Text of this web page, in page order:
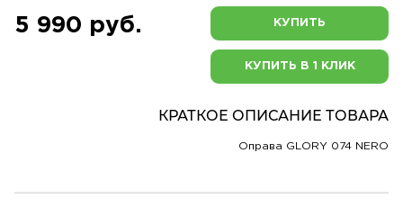
5 990 руб. КУПИТЬ
КУПИТЬ В 1 КЛИК
КРАТКОЕ ОПИСАНИЕ ТОВАРА
Оправа GLORY 074 NERO